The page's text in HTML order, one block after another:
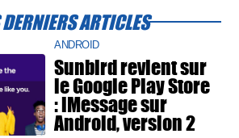
ARTICLES
ANDROID
Sunbird revient sur
le Google Play Store
: iMessage sur
Android, version 2